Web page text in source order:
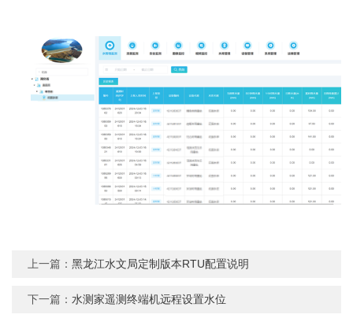
上一篇：黑龙江水文局定制版本RTU配置说明
下一篇：水测家遥测终端机远程设置水位